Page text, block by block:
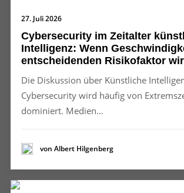
27. Juli 2026
Cybersecurity im Zeitalter
Intelligenz: Wenn
entscheidenden Risikofaktor
Die Diskussion über Künstliche
Cybersecurity wird häufig von
dominiert. Medien…
von Albert Hilgenberg